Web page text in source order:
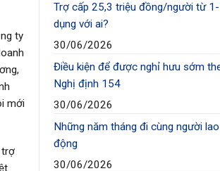
ty
mới
trợ
Trợ cấp 25,3 triệu đồng/người từ
dụng với ai?
30/06/2026
Điều kiện để được nghỉ hưu sớm
Nghị định 154
30/06/2026
Những năm tháng đi cùng người lao
động
30/06/2026